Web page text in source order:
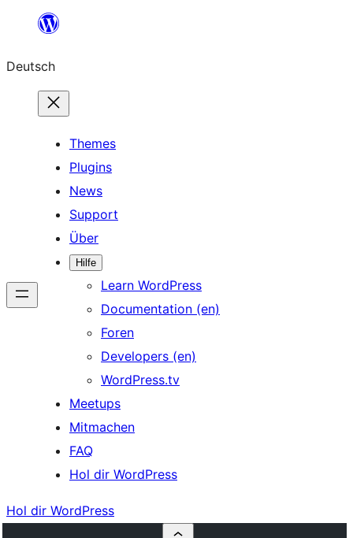
springen
Deutsch
Themes
Plugins
News
Support
Über
Hilfe
Learn WordPress
Documentation (en)
Foren
Developers (en)
WordPress.tv
Meetups
Mitmachen
FAQ
Hol dir WordPress
Hol dir WordPress